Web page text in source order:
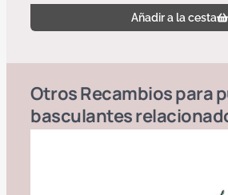
Añadir a la cesta
OtrosRecambios para
basculantes